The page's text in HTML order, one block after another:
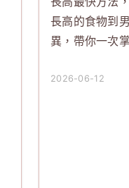
長高的食物到
異，帶你一次
2026-06-12